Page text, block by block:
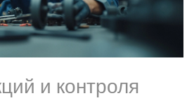
и контроля